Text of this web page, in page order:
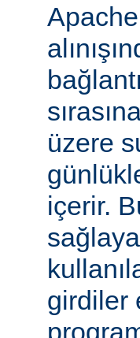
üzere
içerir.
girdiler